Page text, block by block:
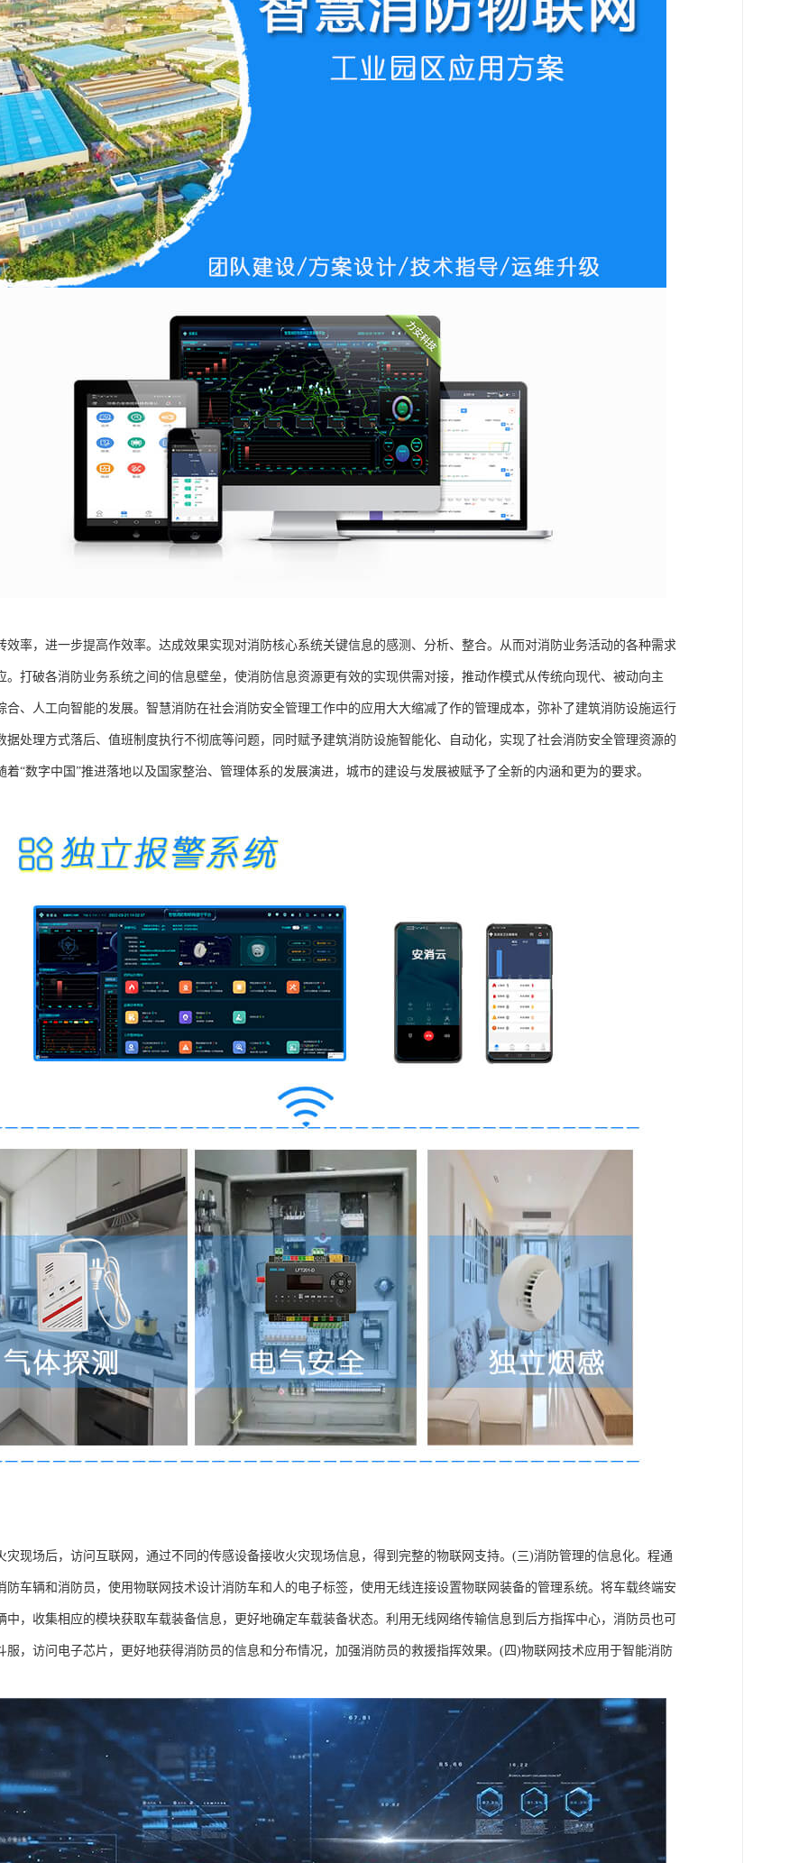
效率，进一步提高作效率。达成效果实现对消防核心系统关键信息的感测、分析、整合。从而对消防业务活动的各种需求
。打破各消防业务系统之间的信息壁垒，使消防信息资源更有效的实现供需对接，推动作模式从传统向现代、被动向主
合、人工向智能的发展。智慧消防在社会消防安全管理工作中的应用大大缩减了作的管理成本，弥补了建筑消防设施运行
据处理方式落后、值班制度执行不彻底等问题，同时赋予建筑消防设施智能化、自动化，实现了社会消防安全管理资源的
着“数字中国”推进落地以及国家整治、管理体系的发展演进，城市的建设与发展被赋予了全新的内涵和更为的要求。
灾现场后，访问互联网，通过不同的传感设备接收火灾现场信息，得到完整的物联网支持。(三)消防管理的信息化。程通
防车辆和消防员，使用物联网技术设计消防车和人的电子标签，使用无线连接设置物联网装备的管理系统。将车载终端安
中，收集相应的模块获取车载装备信息，更好地确定车载装备状态。利用无线网络传输信息到后方指挥中心，消防员也可
服，访问电子芯片，更好地获得消防员的信息和分布情况，加强消防员的救援指挥效果。(四)物联网技术应用于智能消防